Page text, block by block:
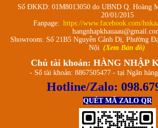
Số ĐKKD: 01M8013050 do UBND Q. Hoàng
20/01/2015
Fanpage: https://www.facebook.com/
Showroom: Số 21B5 Nguyễn Cảnh Dị, Phường
Nội (Xem Bản đồ)
Chủ tài khoản: HÀNG NHẬP
- Số tài khoản: 8867505477 - tại Ngân
Hotline/Zalo:
QUÉT MÃ ZALO QR